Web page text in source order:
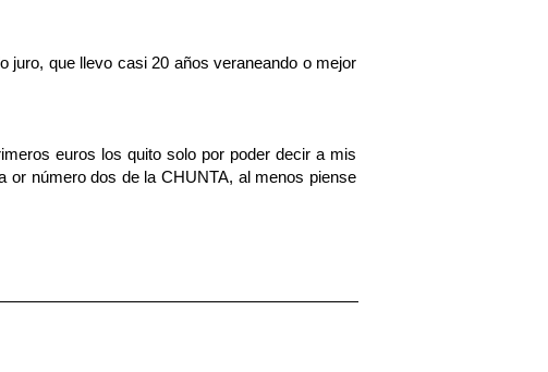
juro, que llevo casi 20 años veraneando o mejor
euros los quito solo por poder decir a mis
or número dos de la CHUNTA, al menos piense